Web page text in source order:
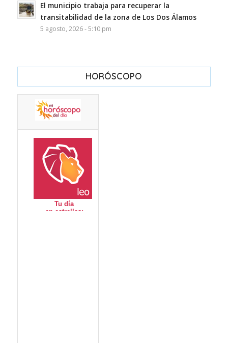
El municipio trabaja para recuperar la
transitabilidad de la zona de Los Dos Álamos
5 agosto, 2026 - 5:10 pm
HORÓSCOPO